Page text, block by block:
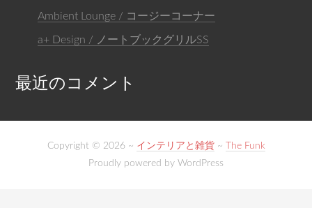
Ambient Lounge / コージーコーナー
a+ Design / ノートブックグリルSS
最近のコメント
Copyright © 2026 ~ インテリアと雑貨~
The Funk
Proudly powered by WordPress